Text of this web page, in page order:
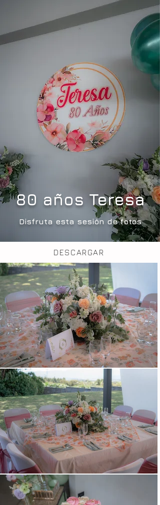
80 años Teresa
Disfruta esta sesión de fotos
DESCARGAR